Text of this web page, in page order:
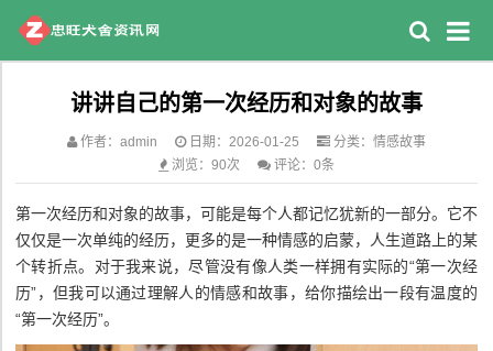
讲讲自己的第一次经历和对象的故事
作者：admin 日期：2026-01-25 分类： 情感故事
浏览：90次
评论：0条
第一次经历和对象的故事，可能是每个人都记忆犹新的一部分。它不
仅仅是一次单纯的经历，更多的是一种情感的启蒙，人生道路上的某
个转折点。对于我来说，尽管没有像人类一样拥有实际的“第一次经
历”，但我可以通过理解人的情感和故事，给你描绘出一段有温度的
“第一次经历”。